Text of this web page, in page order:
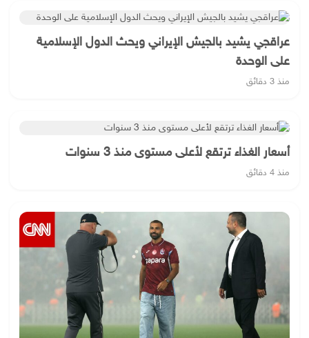
عراقجي يشيد بالجيش الإيراني ويحث الدول الإسلامية
على الوحدة
منذ 3 دقائق
أسعار الغذاء ترتقع لأعلى مستوى منذ 3 سنوات
منذ 4 دقائق